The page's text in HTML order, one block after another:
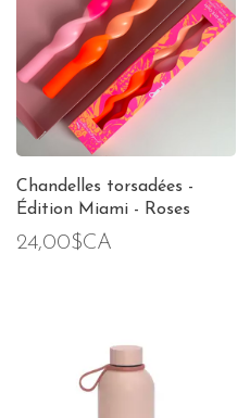
Chandelles torsadées -
Édition Miami - Roses
24,00$CA